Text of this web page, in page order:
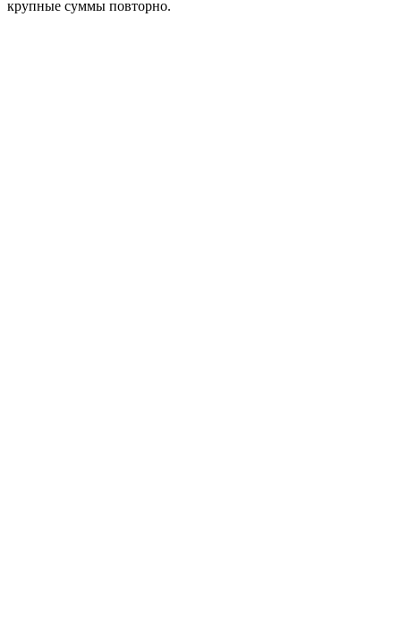
крупные суммы повторно.